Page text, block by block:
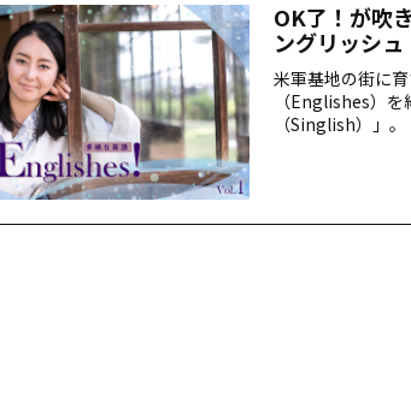
OK了！が吹
ングリッシュ
米軍基地の街に
（Englishes）
（Singlish）」。